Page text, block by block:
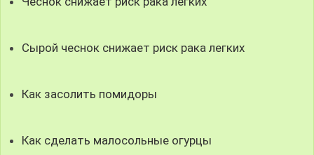
Сырой чеснок снижает риск рака легких
Как засолить помидоры
Как сделать малосольные огурцы